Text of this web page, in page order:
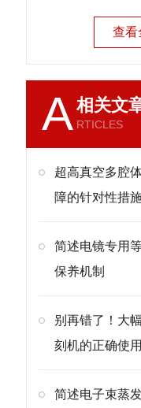
查看
A相关文
RTICLES
超高真空多腔
障的针对性措
简述电镜专用
保养机制
别再错了！大
刻机的正确使
简述电子束蒸